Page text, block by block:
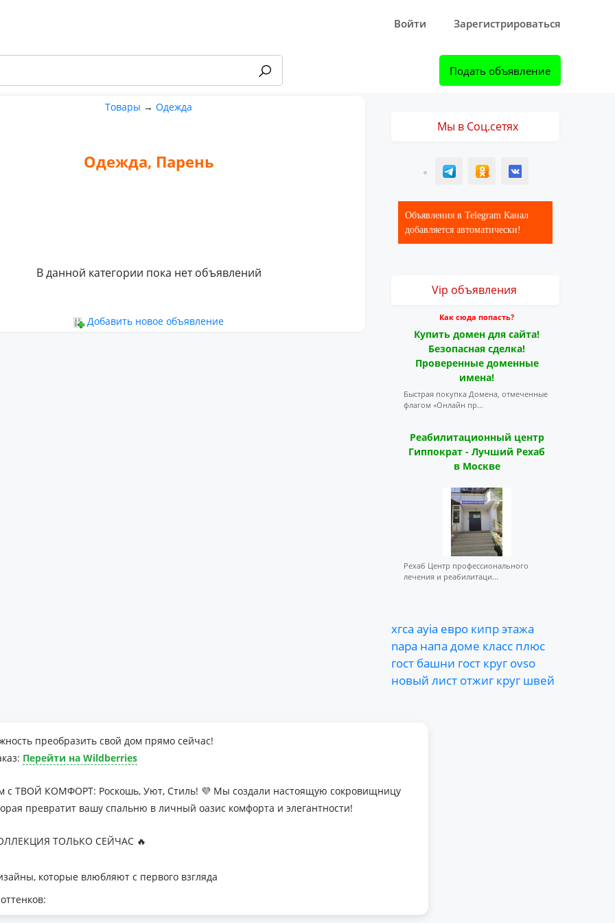
Войти Зарегистрироваться
Подать объявление
Товары →Одежда
Одежда, Парень
В данной категории пока нет объявлений
Добавить новое объявление
Мы в Соц.сетях
T ОК ВК
Объявления в Telegram Канал
добавляется автоматически!
Vip объявления
Как сюда попасть?
Купить домен для сайта!
Безопасная сделка!
Проверенные доменные
имена!
Быстрая покупка Домена, отмеченные
флагом «Онлайн пр...
Реабилитационный центр
Гиппократ - Лучший Рехаб
в Москве
Рехаб Центр профессионального
лечения и реабилитаци...
хгса ayia евро кипрэтажа
napa напа доме класс плюс
гост башни гост круг ovso
новый лист отжиг круг швей
преобразить свой дом прямо сейчас!
Перейти на Wildberries
с ТВОЙ КОМФОРТ: Роскошь, Уют, Стиль! 💜 Мы создали настоящую сокровищницу
превратит вашу спальню в личный оазис комфорта и элегантности!
ТОЛЬКО СЕЙЧАС 🔥
которые влюбляют с первого взгляда